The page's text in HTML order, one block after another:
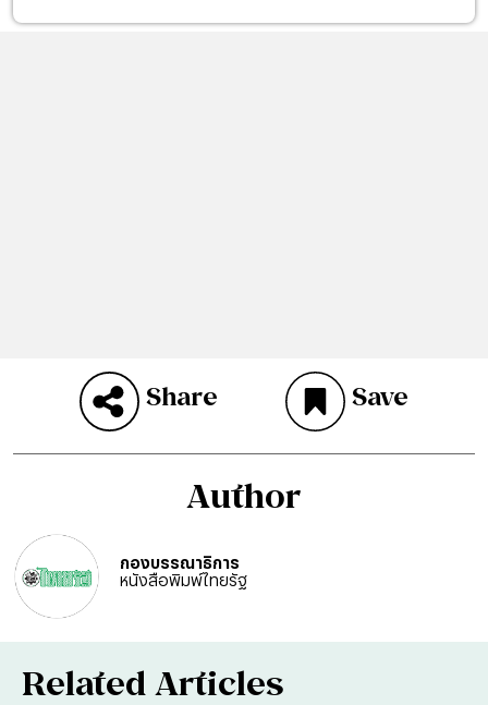
Share Save
Author
กองบรรณาธิการ
หนังสือพิมพ์ไทยรัฐ
Related Articles